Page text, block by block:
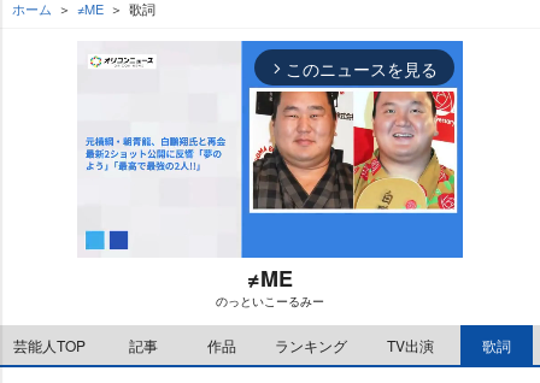
ホーム ≠ME 歌詞
arrow_forward_ios このニュースを見る
M
u
t
≠ME
のっといこーるみー
芸能人TOP 記事 作品 ランキング TV出演 歌詞